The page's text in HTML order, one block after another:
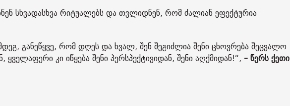
სხვადასხვა რიტუალებს და თვლიდნენ, რომ ძალიან ეფექტურია
განეწყვე, რომ დღეს და ხვალ, შენ შეგიძლია შენი ცხოვრება შეცვალო
კი იწყება შენი პერსპექტივიდან, შენი აღქმიდან!“, - წერს ქეთი